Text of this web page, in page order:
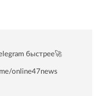
быстрее🚀
online47news